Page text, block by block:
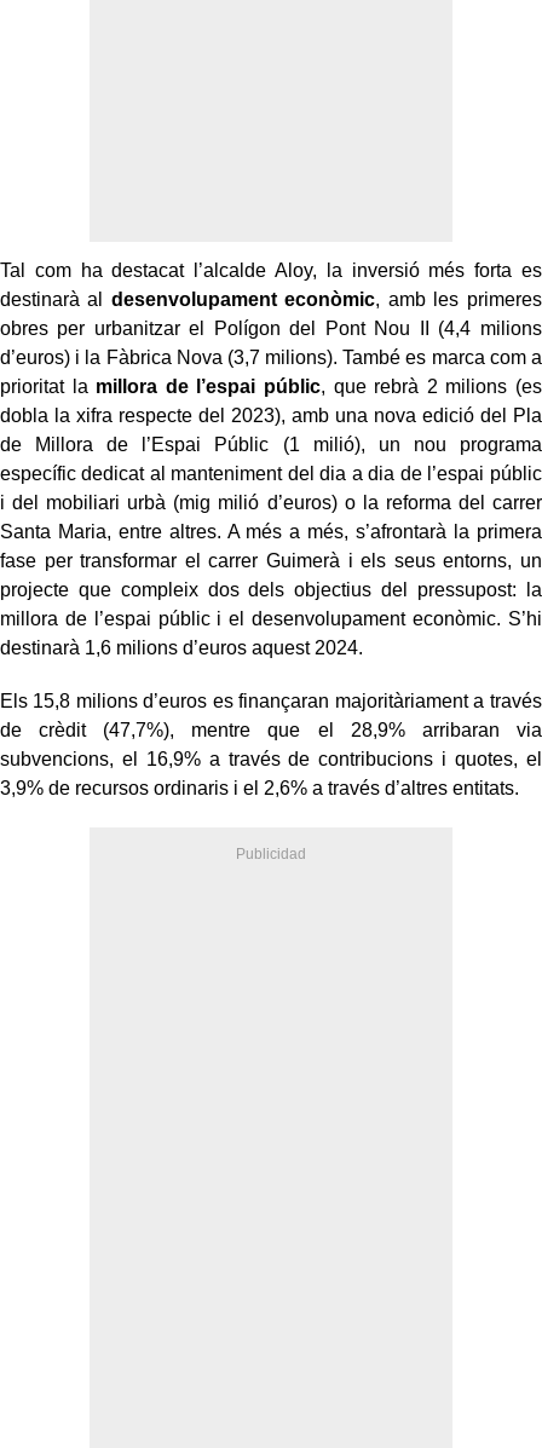
Tal com ha destacat l’alcalde Aloy, la inversió més forta es
destinarà al desenvolupament econòmic, amb les primeres
obres per urbanitzar el Polígon del Pont Nou II (4,4 milions
d’euros) i la Fàbrica Nova (3,7 milions). També es marca com a
prioritat la millora de l’espai públic, que rebrà 2 milions (es
dobla la xifra respecte del 2023), amb una nova edició del Pla
de Millora de l’Espai Públic (1 milió), un nou programa
específic dedicat al manteniment del dia a dia de l’espai públic
i del mobiliari urbà (mig milió d’euros) o la reforma del carrer
Santa Maria, entre altres. A més a més, s’afrontarà la primera
fase per transformar el carrer Guimerà i els seus entorns, un
projecte que compleix dos dels objectius del pressupost: la
millora de l’espai públic i el desenvolupament econòmic. S’hi
destinarà 1,6 milions d’euros aquest 2024.
Els 15,8 milions d’euros es finançaran majoritàriament a través
de crèdit (47,7%), mentre que el 28,9% arribaran via
subvencions, el 16,9% a través de contribucions i quotes, el
3,9% de recursos ordinaris i el 2,6% a través d’altres entitats.